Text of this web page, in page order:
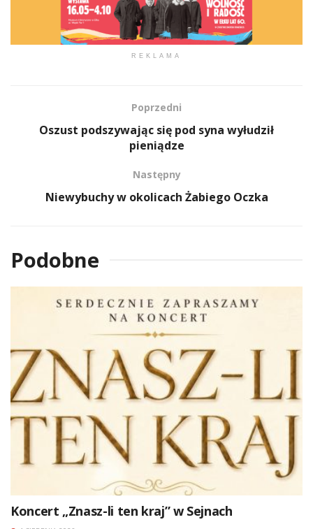
REKLAMA
Poprzedni
Oszust podszywając się pod syna wyłudził
pieniądze
Następny
Niewybuchy w okolicach Żabiego Oczka
Podobne
Koncert „Znasz-li ten kraj” w Sejnach